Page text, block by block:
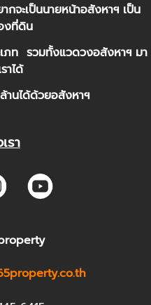
จะเป็นนายหน้าอสังหาฯ เป็น
งที่ดิน
ภท รวมทั้งแวดวงอสังหาฯ มา
าได้
ล้านได้ด้วยอสังหาฯ
รา